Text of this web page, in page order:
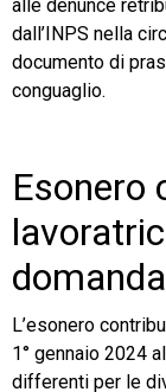
alle denunce
dall’INPS nella
documento di
conguaglio.
Esonero
L’esonero
1° gennaio 2024
differenti per le